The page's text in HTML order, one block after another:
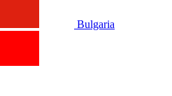
Bulgaria